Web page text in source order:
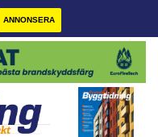
ANNONSERA